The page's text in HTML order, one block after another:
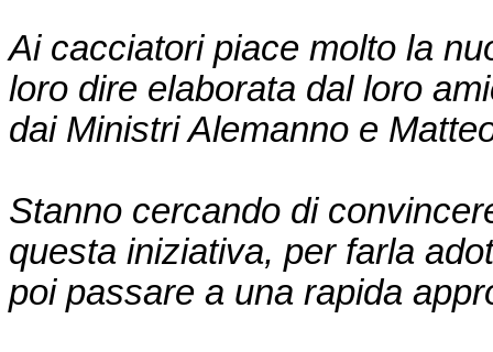
Ai cacciatori piace molto la
loro dire elaborata dal loro
dai Ministri Alemanno e
Stanno cercando di
questa iniziativa, per farla
poi passare a una rapida